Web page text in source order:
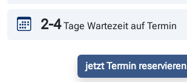
2-4 Tage Wartezeit auf Termin
jetzt Termin reservieren